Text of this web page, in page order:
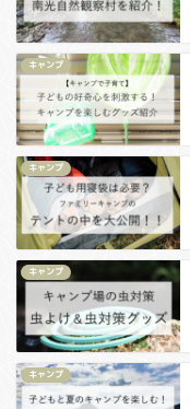
キャンプ
キャンプ
キャンプ
キャンプ